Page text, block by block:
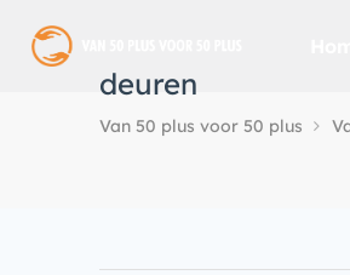
deuren
Van 50 plus voor 50 plus